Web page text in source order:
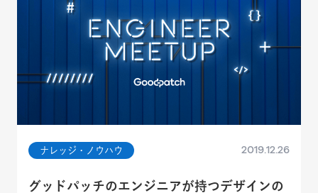
ナレッジ・ノウハウ 2019.12.26
グッドパッチのエンジニアが持つデザインの